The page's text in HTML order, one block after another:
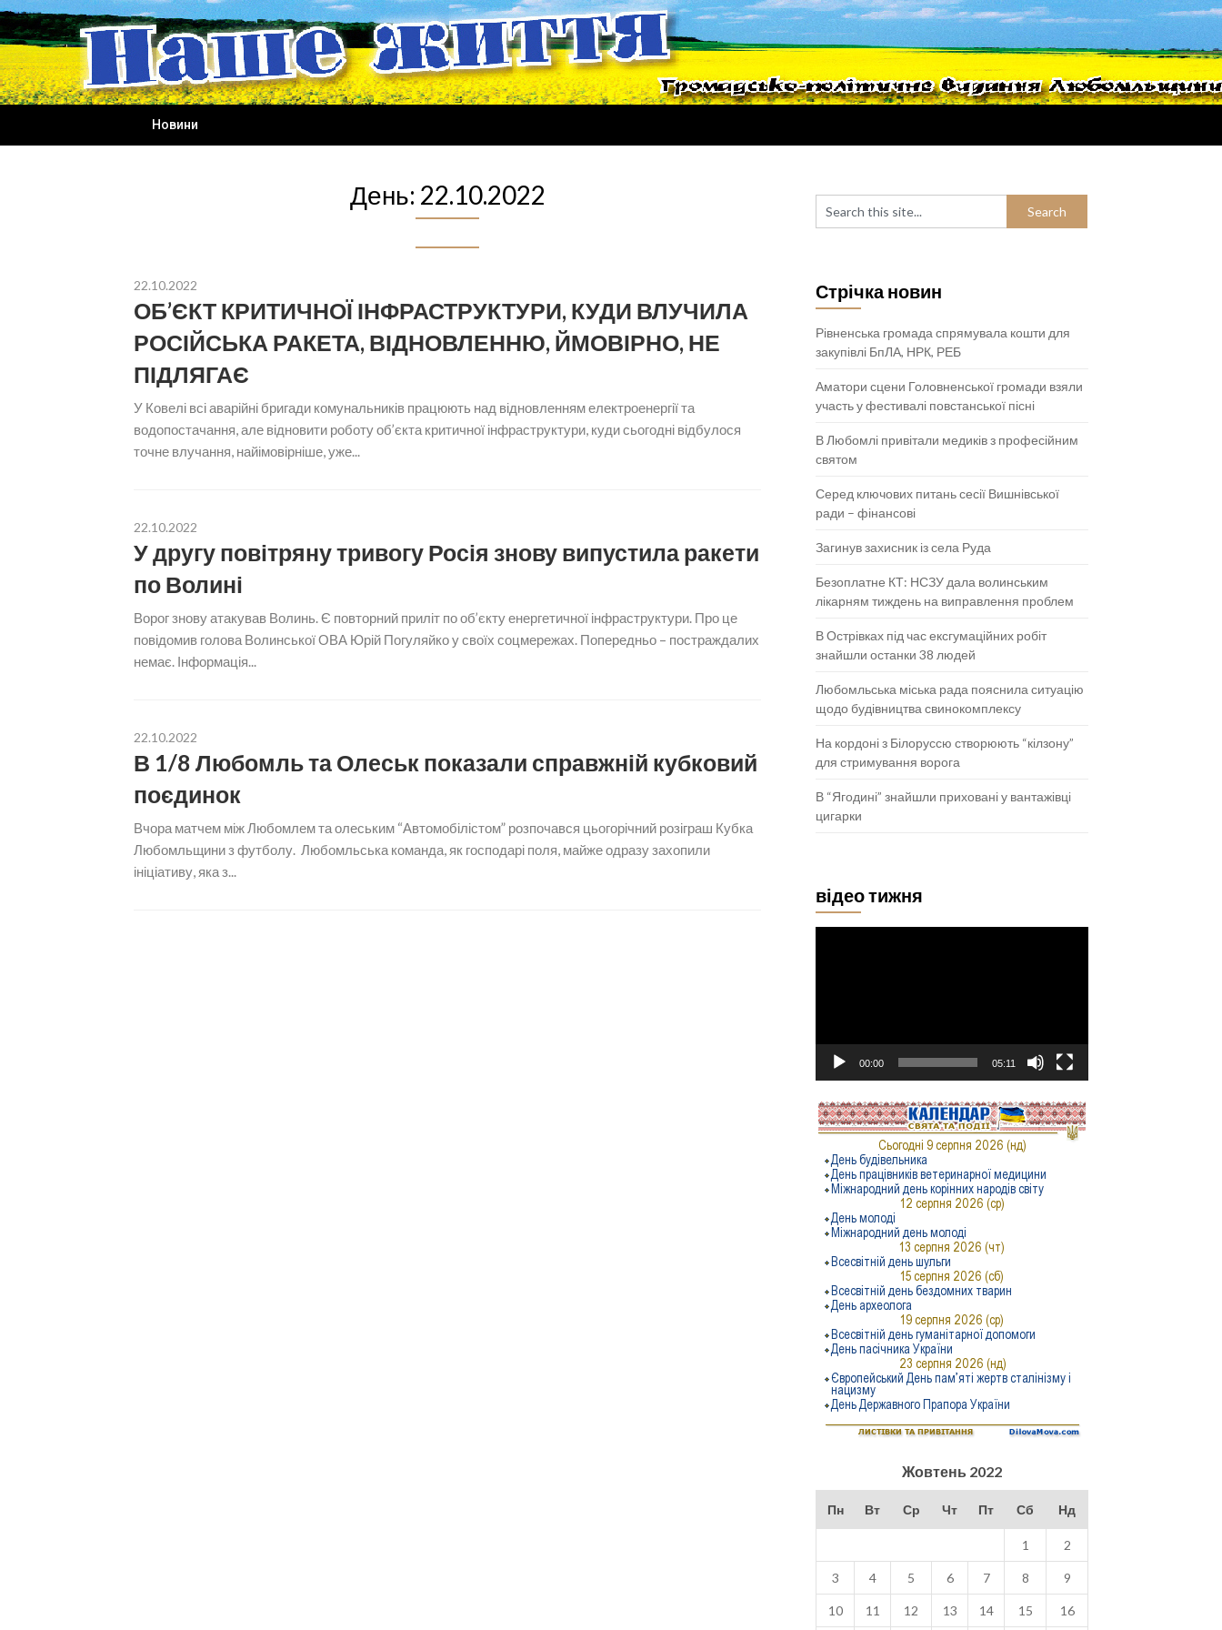
Skip
to
content
Новини
День: 22.10.2022
22.10.2022
ОБ’ЄКТ КРИТИЧНОЇ ІНФРАСТРУКТУРИ, КУДИ ВЛУЧИЛА
РОСІЙСЬКА РАКЕТА, ВІДНОВЛЕННЮ, ЙМОВІРНО, НЕ
ПІДЛЯГАЄ
У Ковелі всі аварійні бригади комунальників працюють над відновленням електроенергії та
водопостачання, але відновити роботу об’єкта критичної інфраструктури, куди сьогодні відбулося
точне влучання, найімовірніше, уже...
22.10.2022
У другу повітряну тривогу Росія знову випустила ракети
по Волині
Ворог знову атакував Волинь. Є повторний приліт по об’єкту енергетичної інфраструктури. Про це
повідомив голова Волинської ОВА Юрій Погуляйко у своїх соцмережах. Попередньо – постраждалих
немає. Інформація...
22.10.2022
В 1/8 Любомль та Олеськ показали справжній кубковий
поєдинок
Вчора матчем між Любомлем та олеським “Автомобілістом” розпочався цьогорічний розіграш Кубка
Любомльщини з футболу. Любомльська команда, як господарі поля, майже одразу захопили
ініціативу, яка з...
Стрічка новин
Рівненська громада спрямувала кошти для
закупівлі БпЛА, НРК, РЕБ
Аматори сцени Головненської громади взяли
участь у фестивалі повстанської пісні
В Любомлі привітали медиків з професійним
святом
Серед ключових питань сесії Вишнівської
ради – фінансові
Загинув захисник із села Руда
Безоплатне КТ: НСЗУ дала волинським
лікарням тиждень на виправлення проблем
В Острівках під час ексгумаційних робіт
знайшли останки 38 людей
Любомльська міська рада пояснила ситуацію
щодо будівництва свинокомплексу
На кордоні з Білоруссю створюють “кілзону”
для стримування ворога
В “Ягодині” знайшли приховані у вантажівці
цигарки
відео тижня
00:00 05:11
Жовтень 2022
Пн Вт Ср Чт Пт Сб Нд
1 2
3 4 5 6 7 8 9
10 11 12 13 14 15 16